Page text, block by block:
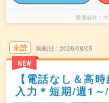
派遣会社
未読
NEW
掲載日 2026/08/05
【電話なし＆高
入力＊短期/週1